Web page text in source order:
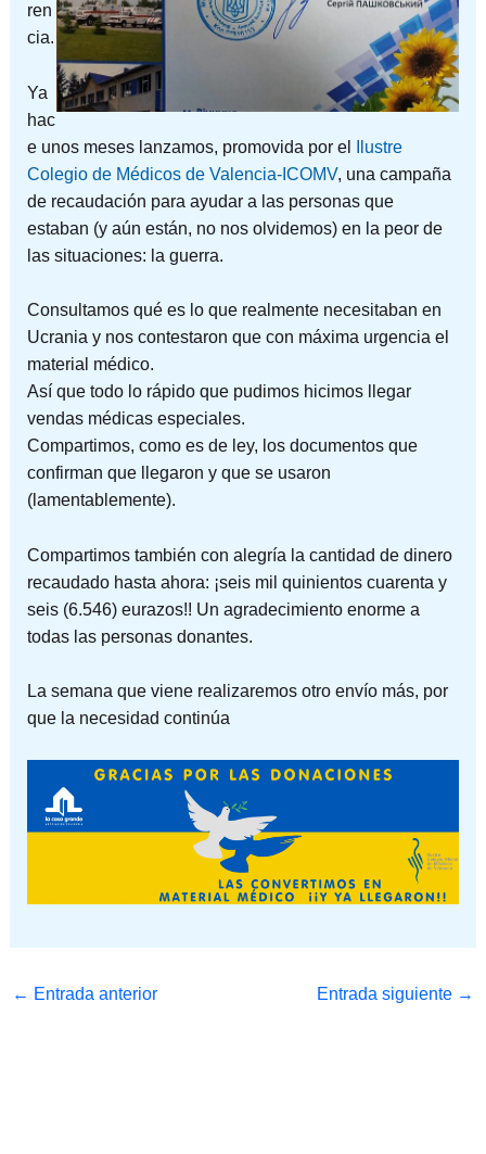
ren
cia.
Ya
hac
e unos meses lanzamos, promovida por el
Ilustre
Colegio de Médicos de Valencia-ICOMV, una campaña
de recaudación para ayudar a las personas que
estaban (y aún están, no nos olvidemos) en la peor de
las situaciones: la guerra.
Consultamos qué es lo que realmente necesitaban en
Ucrania y nos contestaron que con máxima urgencia el
material médico.
Así que todo lo rápido que pudimos hicimos llegar
vendas médicas especiales.
Compartimos, como es de ley, los documentos que
confirman que llegaron y que se usaron
(lamentablemente).
Compartimos también con alegría la cantidad de dinero
recaudado hasta ahora: ¡seis mil quinientos cuarenta y
seis (6.546) eurazos!! Un agradecimiento enorme a
todas las personas donantes.
La semana que viene realizaremos otro envío más, por
que la necesidad continúa
← Entrada anterior Entrada siguiente →